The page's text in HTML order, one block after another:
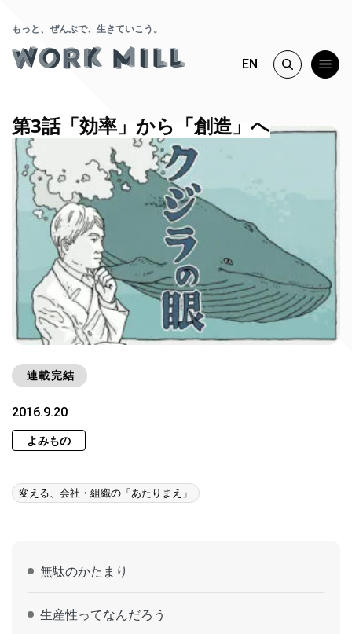
もっと、ぜんぶで、生きていこう。
EN
第3話「効率」から「創造」へ
連載完結
2016.9.20
よみもの
変える、会社・組織の「あたりまえ」
無駄のかたまり
生産性ってなんだろう